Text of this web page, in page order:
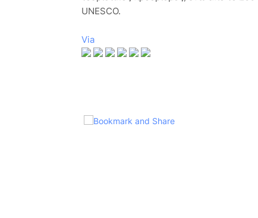
UNESCO.
Via